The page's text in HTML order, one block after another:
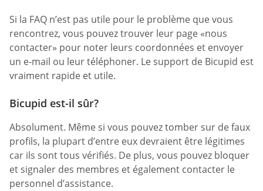
Si la FAQ n’est pas utile pour le problème que vous
rencontrez, vous pouvez trouver leur page «nous
contacter» pour noter leurs coordonnées et envoyer
un e-mail ou leur téléphoner. Le support de Bicupid est
vraiment rapide et utile.
Bicupid est-il sûr?
Absolument. Même si vous pouvez tomber sur de faux
profils, la plupart d’entre eux devraient être légitimes
car ils sont tous vérifiés. De plus, vous pouvez bloquer
et signaler des membres et également contacter le
personnel d’assistance.